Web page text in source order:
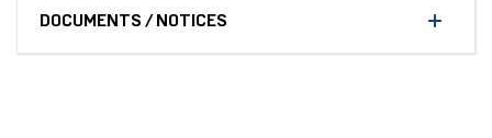
DOCUMENTS / NOTICES